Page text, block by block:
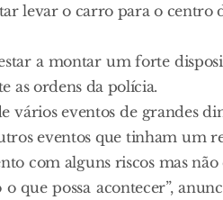
levar o carro para o
a montar um forte
as ordens da polícia.
vários eventos de grandes
eventos que tinham um
com alguns riscos mas
que possa acontecer”,